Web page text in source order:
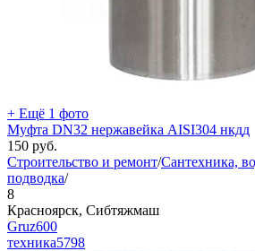
+ Ещё 1 фото
Муфта DN32 нержавейка AISI304 нкдд
150 руб.
Строительство и ремонт/Сантехника,
подводка/
8
Красноярск, Сибтяжмаш
Gruz600
техника5798